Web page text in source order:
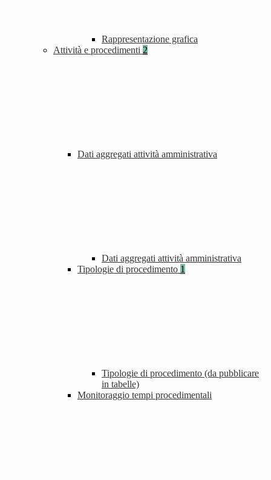
Rappresentazione grafica
Attività e procedimenti 2
Dati aggregati attività amministrativa
Dati aggregati attività amministrativa
Tipologie di procedimento 1
Tipologie di procedimento (da pubblicare
in tabelle)
Monitoraggio tempi procedimentali